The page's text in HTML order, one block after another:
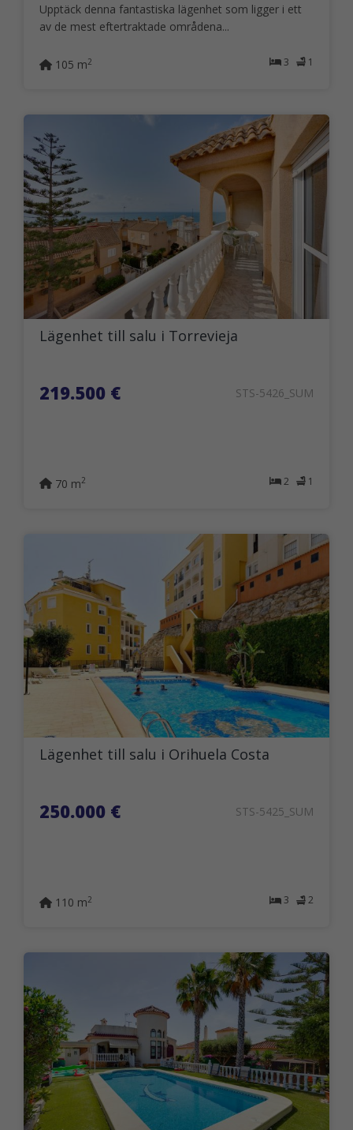
Upptäck denna fantastiska lägenhet som ligger i ett
av de mest eftertraktade områdena...
3 1
105 m2
Lägenhet till salu i Torrevieja
219.500 € STS-5426_SUM
2 1
70 m2
Lägenhet till salu i Orihuela Costa
250.000 € STS-5425_SUM
3 2
110 m2